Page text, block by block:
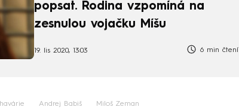
popsat. Rodina vzpomíná na
zesnulou vojačku Míšu
19. lis 2020, 13:03 6 min čtení
havárie Andrej Babiš Miloš Zeman